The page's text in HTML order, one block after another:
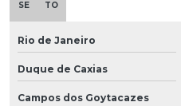
SE TO
Rio de Janeiro
Duque de Caxias
Campos dos Goytacazes